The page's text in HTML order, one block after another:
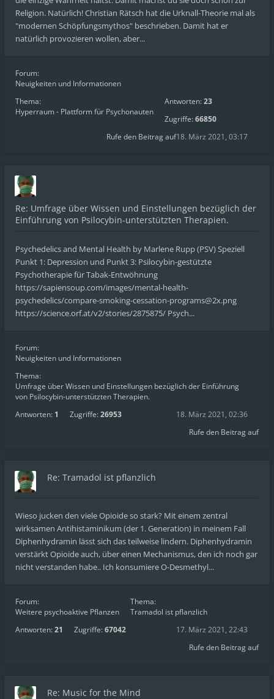
Religion. Natürlich! Christian Rätsch hat die Urknall-Theorie mal als
"modernen Schöpfungsmythos" beschrieben. Damit hat er
natürlich provozieren wollen, aber...
Forum:
Neuigkeiten und Informationen
Thema:
Hyperraum - Plattform für Psychonauten
Antworten:23
Zugriffe:66850
18. März 2021, 03:17
Rufe den Beitrag auf
Re: Umfrage über Wissen und Einstellungen bezüglich der
Einführung von Psilocybin-unterstützten Therapien.
Psychedelics and Mental Health by Marlene Rupp (PSV) Speziell
Punkt 1: Depression und Punkt 3: Psilocybin-gestützte
Psychotherapie für Tabak-Entwöhnung
https://sapiensoup.com/images/mental-health-
psychedelics/compare-smoking-cessation-programs@2x.png
https://science.orf.at/v2/stories/2875875/ Psych...
Forum:
Neuigkeiten und Informationen
Thema:
Umfrage über Wissen und Einstellungen bezüglich der Einführung
von Psilocybin-unterstützten Therapien.
Antworten: 1 Zugriffe:26953
18. März 2021, 02:36
Rufe den Beitrag auf
Re: Tramadol ist pflanzlich
Wieso jucken den viele Opioide so stark? Mit einem zentral
wirksamen Antihistaminikum (der 1. Generation) in meinem Fall
Diphenhydramin lässt sich das teilweise lindern. Diphenhydramin
verstärkt Opioide auch, über einen Mechanismus, den ich noch gar
nicht verstanden habe.. Ich konsumiere O-Desmethyl...
Forum:
Weitere psychoaktive Pflanzen
Thema:
Tramadol ist pflanzlich
Antworten:21 Zugriffe:67042
17. März 2021, 22:43
Rufe den Beitrag auf
Re: Music for the Mind